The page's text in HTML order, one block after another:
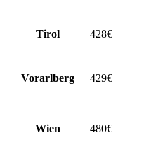
Tirol 428€
Vorarlberg 429€
Wien 480€